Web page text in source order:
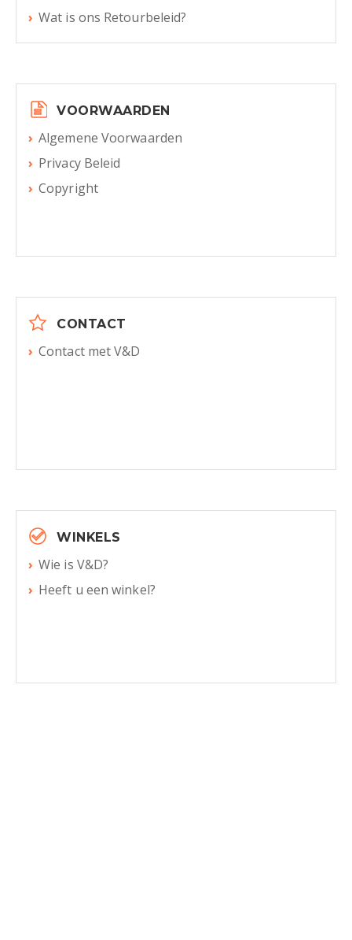
Wat is ons Retourbeleid?
VOORWAARDEN
Algemene Voorwaarden
Privacy Beleid
Copyright
CONTACT
Contact met V&D
WINKELS
Wie is V&D?
Heeft u een winkel?